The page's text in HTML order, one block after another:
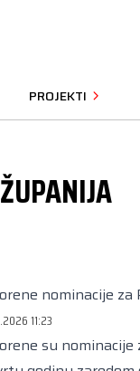
PROJEKTI
nominacije
11:23
su